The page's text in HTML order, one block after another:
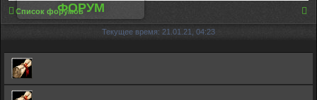
ФОРУМ
Список форумов
Текущее время: 21.01.21, 04:23